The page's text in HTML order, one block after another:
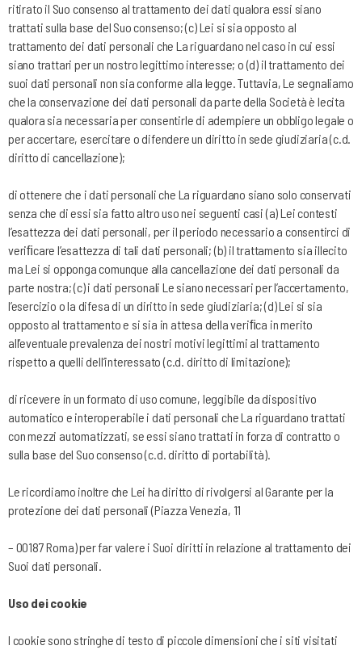
ritirato il Suo consenso al trattamento dei dati qualora essi siano
trattati sulla base del Suo consenso; (c) Lei si sia opposto al
trattamento dei dati personali che La riguardano nel caso in cui essi
siano trattari per un nostro legittimo interesse; o (d) il trattamento dei
suoi dati personali non sia conforme alla legge. Tuttavia, Le segnaliamo
che la conservazione dei dati personali da parte della Società è lecita
qualora sia necessaria per consentirle di adempiere un obbligo legale o
per accertare, esercitare o difendere un diritto in sede giudiziaria (c.d.
diritto di cancellazione);
di ottenere che i dati personali che La riguardano siano solo conservati
senza che di essi sia fatto altro uso nei seguenti casi (a) Lei contesti
l’esattezza dei dati personali, per il periodo necessario a consentirci di
veriﬁcare l’esattezza di tali dati personali; (b) il trattamento sia illecito
ma Lei si opponga comunque alla cancellazione dei dati personali da
parte nostra; (c) i dati personali Le siano necessari per l’accertamento,
l’esercizio o la difesa di un diritto in sede giudiziaria; (d) Lei si sia
opposto al trattamento e si sia in attesa della veriﬁca in merito
all’eventuale prevalenza dei nostri motivi legittimi al trattamento
rispetto a quelli dell’interessato (c.d. diritto di limitazione);
di ricevere in un formato di uso comune, leggibile da dispositivo
automatico e interoperabile i dati personali che La riguardano trattati
con mezzi automatizzati, se essi siano trattati in forza di contratto o
sulla base del Suo consenso (c.d. diritto di portabilità).
Le ricordiamo inoltre che Lei ha diritto di rivolgersi al Garante per la
protezione dei dati personali (Piazza Venezia, 11
– 00187 Roma) per far valere i Suoi diritti in relazione al trattamento dei
Suoi dati personali.
Uso dei cookie
I cookie sono stringhe di testo di piccole dimensioni che i siti visitati